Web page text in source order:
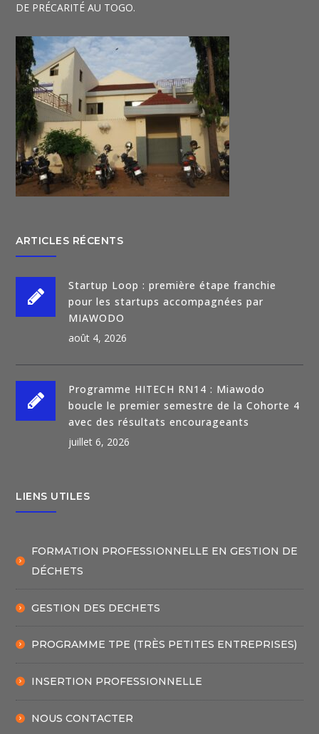
DE PRÉCARITÉ AU TOGO.
ARTICLES RÉCENTS
Startup Loop : première étape franchie
pour les startups accompagnées par
MIAWODO
août 4, 2026
Programme HITECH RN14 : Miawodo
boucle le premier semestre de la Cohorte 4
avec des résultats encourageants
juillet 6, 2026
LIENS UTILES
FORMATION PROFESSIONNELLE EN GESTION DE
DÉCHETS
GESTION DES DECHETS
PROGRAMME TPE (TRÈS PETITES ENTREPRISES)
INSERTION PROFESSIONNELLE
NOUS CONTACTER